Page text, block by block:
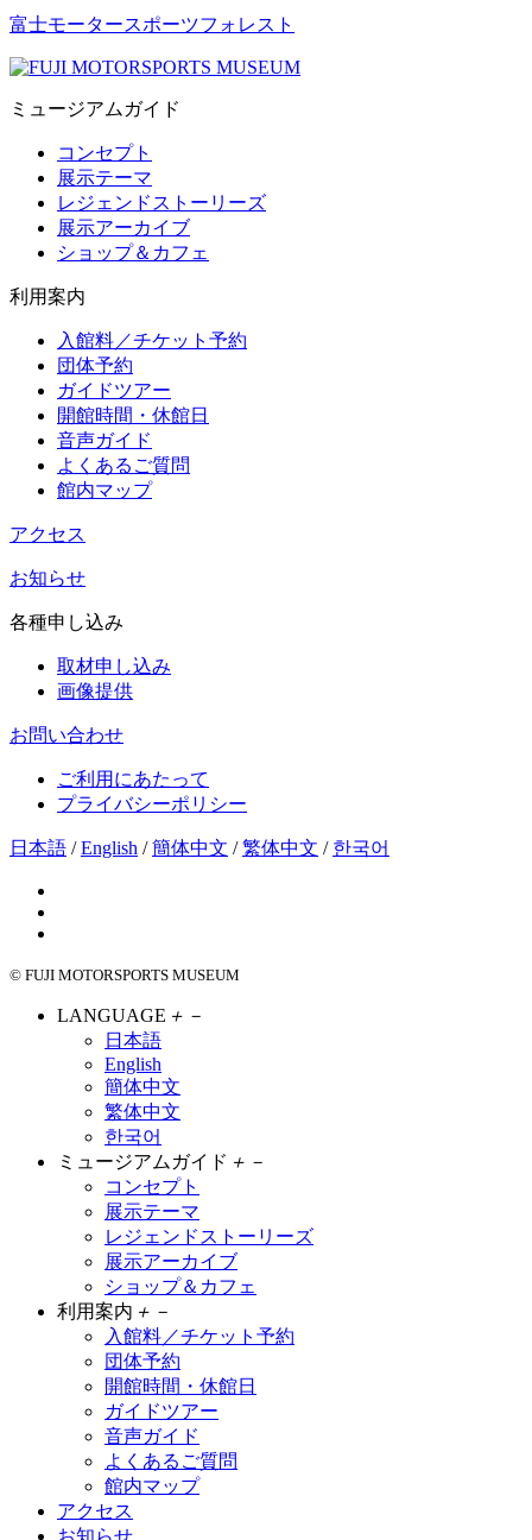
富士モータースポーツフォレスト
ミュージアムガイド
コンセプト
展示テーマ
レジェンドストーリーズ
展示アーカイブ
ショップ＆カフェ
利用案内
入館料／チケット予約
団体予約
ガイドツアー
開館時間・休館日
音声ガイド
よくあるご質問
館内マップ
アクセス
お知らせ
各種申し込み
取材申し込み
画像提供
お問い合わせ
ご利用にあたって
プライバシーポリシー
日本語 /English /簡体中文 /繁体中文 / 한국어
© FUJI MOTORSPORTS MUSEUM
LANGUAGE ＋ －
日本語
English
簡体中文
繁体中文
한국어
ミュージアムガイド ＋ －
コンセプト
展示テーマ
レジェンドストーリーズ
展示アーカイブ
ショップ＆カフェ
利用案内 ＋ －
入館料／チケット予約
団体予約
開館時間・休館日
ガイドツアー
音声ガイド
よくあるご質問
館内マップ
アクセス